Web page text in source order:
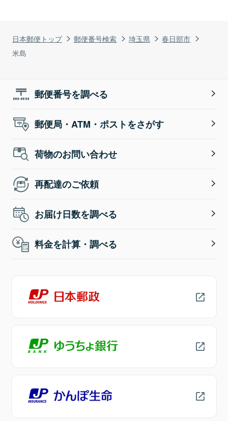
日本郵便トップ 郵便番号検索 埼玉県
春日部市
米島
郵便番号を調べる
郵便局・ATM・ポストをさがす
荷物のお問い合わせ
再配達のご依頼
お届け日数を調べる
料金を計算・調べる